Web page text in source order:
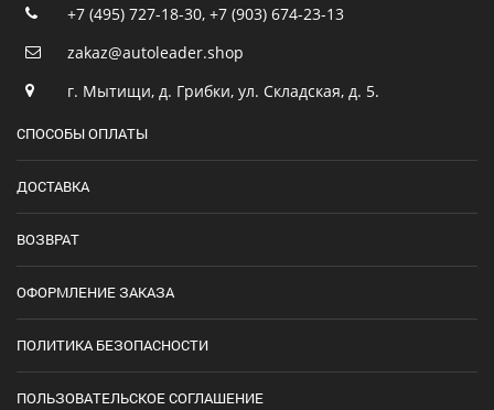
+7 (495) 727-18-30, +7 (903) 674-23-13
zakaz@autoleader.shop
г. Мытищи, д. Грибки, ул. Складская, д. 5.
СПОСОБЫ ОПЛАТЫ
ДОСТАВКА
ВОЗВРАТ
ОФОРМЛЕНИЕ ЗАКАЗА
ПОЛИТИКА БЕЗОПАСНОСТИ
ПОЛЬЗОВАТЕЛЬСКОЕ СОГЛАШЕНИЕ